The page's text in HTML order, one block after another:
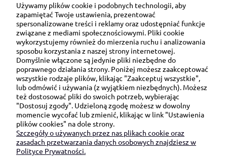
Ul. Brukowa 6/8 lok. 57/58
91-341 Łódź
NIP: 6751510615
SKONTAKTUJ SIĘ Z NAMI:
sklep@be-happygifts.com
+48 690 172 872
(pon-pt 9:00 - 15:30)
Używamy plików cookie i podobnych technologii, aby
zapamiętać Twoje ustawienia, prezentować
spersonalizowane treści i reklamy oraz udostępniać funkcje
związane z mediami społecznościowymi. Pliki cookie
wykorzystujemy również do mierzenia ruchu i analizowania
sposobu korzystania z naszej strony internetowej.
Domyślnie włączone są jedynie pliki niezbędne do
poprawnego działania strony. Poniżej możesz zaakceptować
wszystkie rodzaje plików, klikając "Zaakceptuj wszystkie",
lub odmówić i używania (z wyjątkiem niezbędnych). Możesz
też dostosować pliki do swoich potrzeb, wybierając
"Dostosuj zgody". Udzieloną zgodę możesz w dowolny
momencie wycofać lub zmienić, klikając w link "Ustawienia
plików cookies" na dole strony.
Szczegóły o używanych przez nas plikach cookie oraz
zasadach przetwarzania danych osobowych znajdziesz w
Polityce Prywatności.